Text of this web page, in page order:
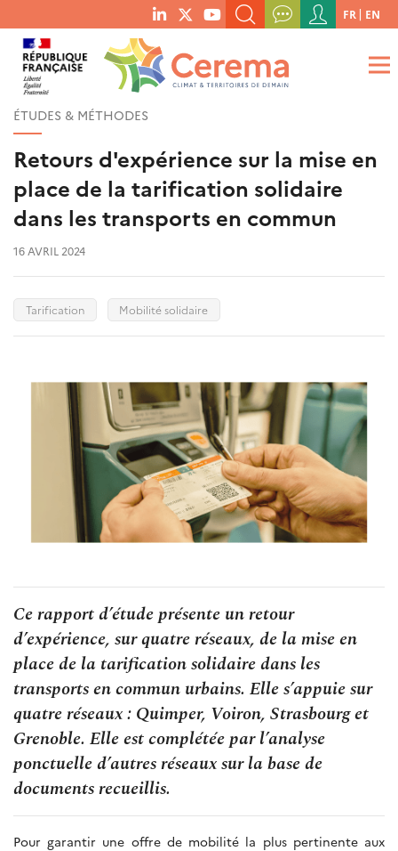
menu
social
links
RECHERCHER UN MOT-CLÉ, UNE PUBLICATION, ETC.
QUE RECHERCHEZ-VOUS ?
Menu
du
compte
de
FR EN
ÉTUDES & MÉTHODES
Retours d'expérience sur la mise en
place de la tarification solidaire
dans les transports en commun
16 AVRIL 2024
Tarification Mobilité solidaire
Ce rapport d’étude présente un retour
d’expérience, sur quatre réseaux, de la mise en
place de la tarification solidaire dans les
transports en commun urbains. Elle s’appuie sur
quatre réseaux : Quimper, Voiron, Strasbourg et
Grenoble. Elle est complétée par l’analyse
ponctuelle d’autres réseaux sur la base de
documents recueillis.
Pour garantir une offre de mobilité la plus pertinente aux